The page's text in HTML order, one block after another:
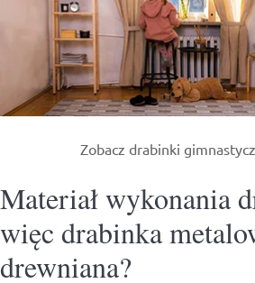
Zobacz drabinki
Materiał wykonania
więc drabinka
drewniana?